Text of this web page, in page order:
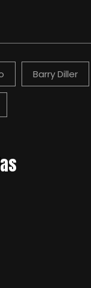
Barry Diller